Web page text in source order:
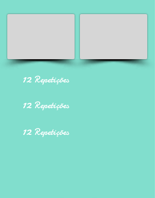
12 Repetições
12 Repetições
12 Repetições